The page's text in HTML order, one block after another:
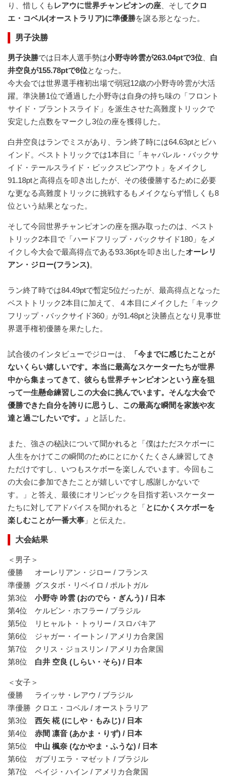
り、惜しくも レアウに世界チャンピオンの座 、そしてクロ
エ・コベル(オーストラリア)に準優勝を譲る形となった。
男子決勝
男子決勝では日本人選手勢は小野寺吟雲が263.04ptで3位
白
井空良が155.78ptで8位となった。
今大会では世界選手権初出場で弱冠12歳の小野寺吟雲が大活
躍。準決勝1位で通過した小野寺は自身の持ち味の「フロント
サイド・ブラントスライド」を派生させた高難度トリックで
安定した点数をマークし3位の座を獲得した。
白井空良はランでミスがあり、ラン終了時には64.63ptとビハ
インド。ベストトリックでは1本目に「キャバレル・バックサ
イド・テールスライド・ビックスピンアウト」をメイクし
91.18ptと高得点を叩き出したが、その後優勝するために必要
な更なる高難度トリックに挑戦するもメイクならず惜しくも8
位という結果となった。
そして今回世界チャンピオンの座を掴み取ったのは、ベスト
トリック2本目で「ハードフリップ・バックサイド180」をメ
イクし今大会で最高得点である93.36ptを叩き出したオーレリ
アン・ジロー(フランス)。
ラン終了時では84.49ptで暫定5位だったが、最高得点となった
ベストトリック2本目に加えて、４本目にメイクした「キック
フリップ・バックサイド360」が91.48ptと決勝点となり見事世
界選手権初優勝を果たした。
試合後のインタビューでジローは、
「今までに感じたことが
ないくらい嬉しいです。本当に最高なスケーターたちが世界
中から集まってきて、彼らも世界チャンピオンという座を狙
って一生懸命練習しこの大会に挑んでいます。そんな大会で
優勝できた自分を誇りに思うし、この最高な瞬間を家族や友
達と過ごしたいです。」 と話した。
また、強さの秘訣について聞かれると「僕はただスケボーに
人生をかけてこの瞬間のためにとにかくたくさん練習してき
ただけですし、いつもスケボーを楽しんでいます。今回もこ
の大会に参加できたことが嬉しいですし感謝しかないで
す。」と答え、最後にオリンピックを目指す若いスケーター
たちに対してアドバイスを聞かれると「とにかくスケボーを
楽しむことが一番大事 」と伝えた。
大会結果
＜男⼦＞
優勝 オーレリアン・ジロー / フランス
準優勝 グスタボ・リベイロ / ポルトガル
第3位 小野寺 吟雲 (おのでら・ぎんう) / 日本
第4位 ケルビン・ホフラー / ブラジル
第5位 リヒャルト・トゥリー / スロバキア
第6位 ジャガー・イートン / アメリカ合衆国
第7位 クリス・ジョスリン / アメリカ合衆国
第8位 白井 空良 (しらい・そら) / 日本
＜⼥⼦＞
優勝 ライッサ・レアウ / ブラジル
準優勝 クロエ・コベル / オーストラリア
第3位 西矢 椛 (にしや・もみじ) / 日本
第4位 赤間 凛音 (あかま・りず) / 日本
第5位 中山 楓奈 (なかやま・ふうな) / 日本
第6位 ガブリエラ・マゼット / ブラジル
第7位 ペイジ・ハイン / アメリカ合衆国